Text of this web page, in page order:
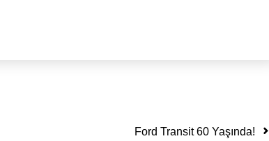
Ford Transit 60 Yaşında!